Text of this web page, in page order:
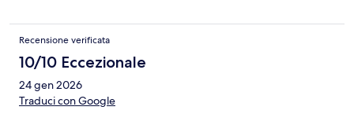
Recensione verificata
10/10 Eccezionale
24 gen 2026
Traduci con Google